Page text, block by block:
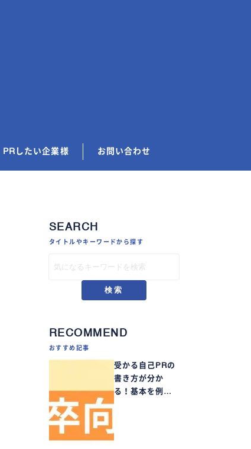
PRしたい企業様 お問い合わせ
SEARCH
タイトルやキーワードから探す
検索
RECOMMEND
おすすめ記事
受かる自己PRの
書き方が分か
る！基本を例…